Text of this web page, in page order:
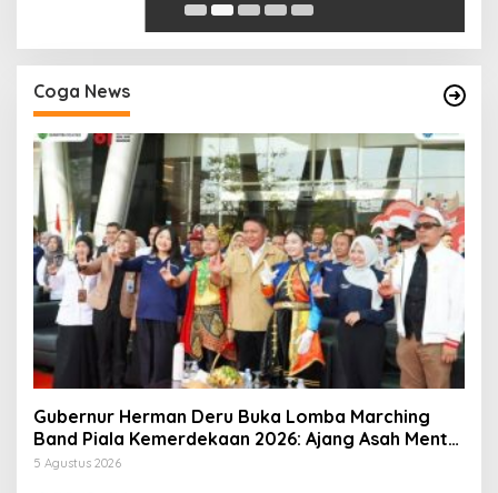
Coga News
Gubernur Herman Deru Buka Lomba Marching
Band Piala Kemerdekaan 2026: Ajang Asah Mental
dan Kedisiplinan Generasi Muda
5 Agustus 2026